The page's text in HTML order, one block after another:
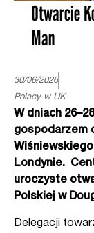
Otwarcie
Man
30/06/2026
Polacy w UK
W dniach
gospodarzem
Londynie.
uroczyste
Polskiej w
Delegacji